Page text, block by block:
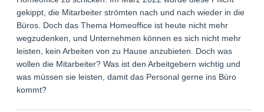
gekippt, die Mitarbeiter strömten nach und nach wieder in die
Büros. Doch das Thema Homeoffice ist heute nicht mehr
wegzudenken, und Unternehmen können es sich nicht mehr
leisten, kein Arbeiten von zu Hause anzubieten. Doch was
wollen die Mitarbeiter? Was ist den Arbeitgebern wichtig und
was müssen sie leisten, damit das Personal gerne ins Büro
kommt?